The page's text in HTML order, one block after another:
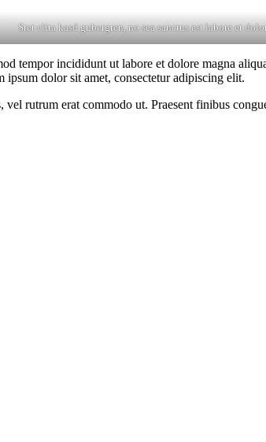
Stet clita kasd gubergren, no sea sanctus est labore et
tempor incididunt ut labore et dolore magna
dolor sit amet, consectetur adipiscing elit.
rutrum erat commodo ut. Praesent finibus